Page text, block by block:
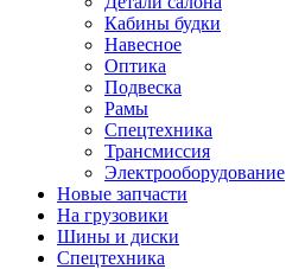
Кабины будки
Навесное
Оптика
Подвеска
Рамы
Спецтехника
Трансмиссия
Электрооборудование
Новые запчасти
На грузовики
Шины и диски
Спецтехника